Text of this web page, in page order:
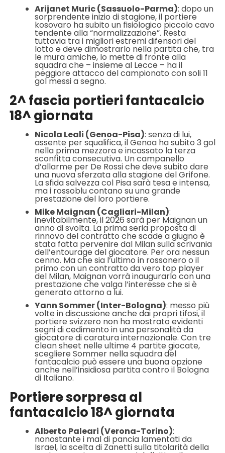
Arijanet Muric (Sassuolo-Parma): dopo un
sorprendente inizio di stagione, il portiere
kosovaro ha subito un fisiologico piccolo cavo
tendente alla “normalizzazione”. Resta
tuttavia tra i migliori estremi difensori del
lotto e deve dimostrarlo nella partita che, tra
le mura amiche, lo mette di fronte alla
squadra che – insieme al Lecce – ha il
peggiore attacco del campionato con soli 11
gol messi a segno.
2^ fascia portieri fantacalcio
18^ giornata
Nicola Leali (Genoa-Pisa): senza di lui,
assente per squalifica, il Genoa ha subito 3 gol
nella prima mezzora e incassato la terza
sconfitta consecutiva. Un campanello
d’allarme per De Rossi che deve subito dare
una nuova sferzata alla stagione del Grifone.
La sfida salvezza col Pisa sarà tesa e intensa,
ma i rossoblu contano su una grande
prestazione del loro portiere.
Mike Maignan (Cagliari-Milan):
inevitabilmente, il 2026 sarà per Maignan un
anno di svolta. La prima seria proposta di
rinnovo del contratto che scade a giugno è
stata fatta pervenire dal Milan sulla scrivania
dell’entourage del giocatore. Per ora nessun
cenno. Ma che sia l’ultimo in rossonero o il
primo con un contratto da vero top player
del Milan, Maignan vorrà inaugurarlo con una
prestazione che valga l’interesse che si è
generato attorno a lui.
Yann Sommer (Inter-Bologna): messo più
volte in discussione anche dai propri tifosi, il
portiere svizzero non ha mostrato evidenti
segni di cedimento in una personalità da
giocatore di caratura internazionale. Con tre
clean sheet nelle ultime 4 partite giocate,
scegliere Sommer nella squadra del
fantacalcio può essere una buona opzione
anche nell’insidiosa partita contro il Bologna
di Italiano.
Portiere sorpresa al
fantacalcio 18^ giornata
Alberto Paleari (Verona-Torino):
nonostante i mal di pancia lamentati da
Israel, la scelta di Zanetti sulla titolarità della